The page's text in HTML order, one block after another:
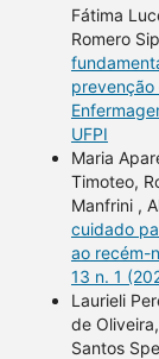
Fátima
Romero
UFPI
Maria
Timoteo,
Manfrini ,
cuidado
ao recém-
13 n. 1
Laurieli
de
Santos